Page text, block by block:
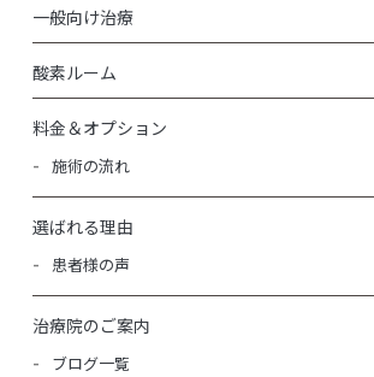
一般向け治療
酸素ルーム
料金＆オプション
施術の流れ
選ばれる理由
患者様の声
治療院のご案内
ブログ一覧